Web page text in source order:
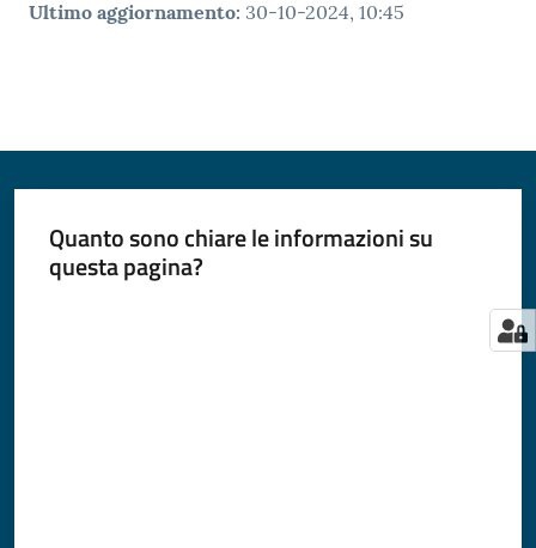
Ultimo aggiornamento: 30-10-2024, 10:45
Quanto sono chiare le informazioni su
questa pagina?